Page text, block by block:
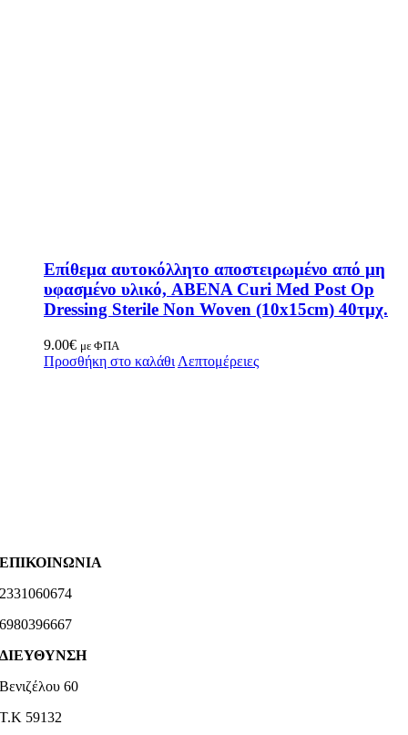
Επίθεμα αυτοκόλλητο αποστειρωμένο από μη
υφασμένο υλικό, ABENA Curi Med Post Op
Dressing Sterile Non Woven (10x15cm) 40τμχ.
9.00€ με ΦΠΑ
Προσθήκη στο καλάθι Λεπτομέρειες
ΕΠΙΚΟΙΝΩΝΙΑ
2331060674
6980396667
ΔΙΕΥΘΥΝΣΗ
Βενιζέλου 60
Τ.Κ 59132